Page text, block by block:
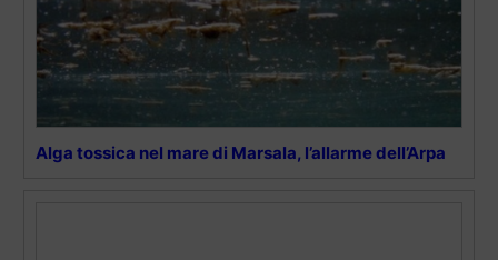
Alga tossica nel mare di Marsala, l’allarme dell’Arpa